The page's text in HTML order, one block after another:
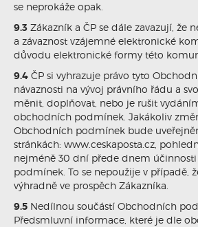
se neprokáže opak.
9.3 Zákazník a ČP se dále zavazují, že
a závaznost vzájemné elektronické
důvodu elektronické formy této
9.4 ČP si vyhrazuje právo tyto
návaznosti na vývoj právního řádu a
měnit, doplňovat, nebo je rušit
obchodních podmínek. Jakákoliv
Obchodních podmínek bude
stránkách: www.ceskaposta.cz,
nejméně 30 dní přede dnem
podmínek. To se nepoužije v případě,
výhradně ve prospěch Zákazníka.
9.5 Nedílnou součástí Obchodních
Předsmluvní informace, které je dle